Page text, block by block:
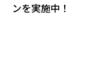
ンを実施中！